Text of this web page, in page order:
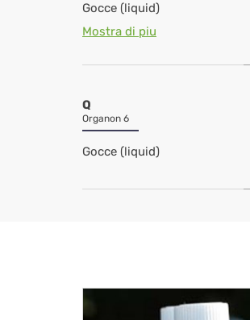
Gocce (liquid)
Mostra di piu
Q
Organon 6
Gocce (liquid)